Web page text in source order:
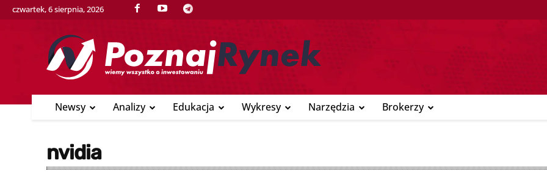
czwartek, 6 sierpnia, 2026
Newsy Analizy Edukacja Wykresy Narzędzia Brokerzy
nvidia